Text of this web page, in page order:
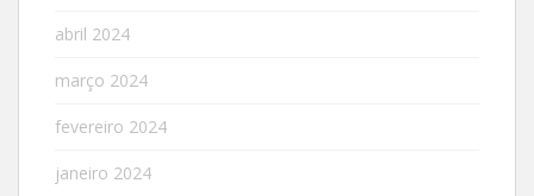
abril 2024
março 2024
fevereiro 2024
janeiro 2024